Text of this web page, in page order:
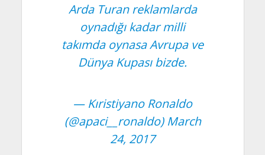
Arda Turan reklamlarda
oynadığı kadar milli
takımda oynasa Avrupa ve
Dünya Kupası bizde.
— Kıristiyano Ronaldo
(@apaci__ronaldo) March
24, 2017